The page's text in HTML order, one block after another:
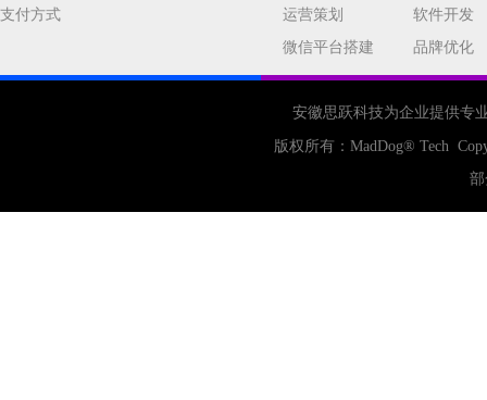
网站备案 电商 技术 原因
支付方式
运营策划
软件开发
微信平台搭建
品牌优化
安徽思跃科技为企业提供专
版权所有： MadDog® Tech